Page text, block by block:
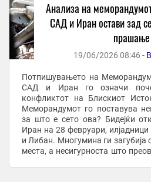
Aнализа на
САД и Иран остави зад
прашање
19/06/2026 08:46 -
Потпишувањето на
САД и Иран го означи
конфликтот на Блискиот
Меморандумот го поставува
за што е сето ова? Бидејќи
Иран на 28 февруари,
и Либан. Многумина ги загубија
места, а несигурноста што